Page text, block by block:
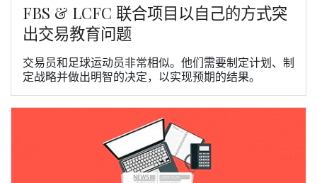
FBS & LCFC 联合项目以自己的方式突
出交易教育问题
交易员和足球运动员非常相似。他们需要制定计划、制
定战略并做出明智的决定，以实现预期的结果。